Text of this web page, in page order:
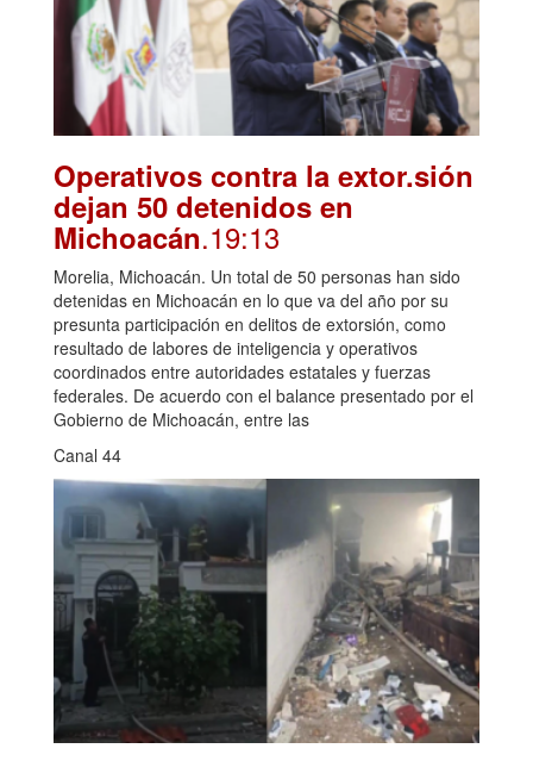
Operativos contra la extor.sión
dejan 50 detenidos en
Michoacán.19:13
Morelia, Michoacán. Un total de 50 personas han sido
detenidas en Michoacán en lo que va del año por su
presunta participación en delitos de extorsión, como
resultado de labores de inteligencia y operativos
coordinados entre autoridades estatales y fuerzas
federales. De acuerdo con el balance presentado por el
Gobierno de Michoacán, entre las
Canal 44